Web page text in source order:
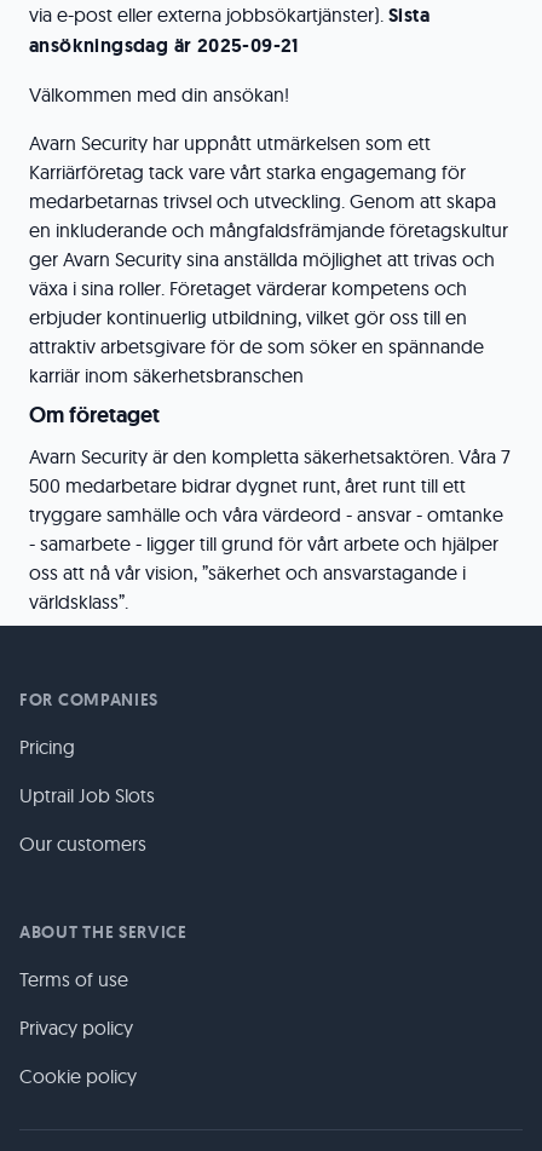
via e-post eller externa jobbsökartjänster). Sista
ansökningsdag är 2025-09-21
Välkommen med din ansökan!
Avarn Security har uppnått utmärkelsen som ett
Karriärföretag tack vare vårt starka engagemang för
medarbetarnas trivsel och utveckling. Genom att skapa
en inkluderande och mångfaldsfrämjande företagskultur
ger Avarn Security sina anställda möjlighet att trivas och
växa i sina roller. Företaget värderar kompetens och
erbjuder kontinuerlig utbildning, vilket gör oss till en
attraktiv arbetsgivare för de som söker en spännande
karriär inom säkerhetsbranschen
Om företaget
Avarn Security är den kompletta säkerhetsaktören. Våra 7
500 medarbetare bidrar dygnet runt, året runt till ett
tryggare samhälle och våra värdeord - ansvar - omtanke
- samarbete - ligger till grund för vårt arbete och hjälper
oss att nå vår vision, ”säkerhet och ansvarstagande i
världsklass”.
FOR COMPANIES
Pricing
Uptrail Job Slots
Our customers
ABOUT THE SERVICE
Terms of use
Privacy policy
Cookie policy